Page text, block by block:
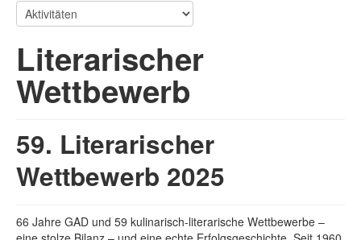
Literarischer
Wettbewerb
59. Literarischer
Wettbewerb 2025
66 Jahre GAD und 59 kulinarisch-literarische Wettbewerbe –